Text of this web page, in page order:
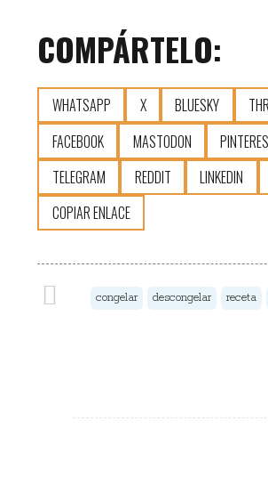
COMPÁRTELO:
WHATSAPP X BLUESKY
FACEBOOK
MASTODON
TELEGRAM
REDDIT LINKEDIN
COPIAR ENLACE
congelar descongelar receta